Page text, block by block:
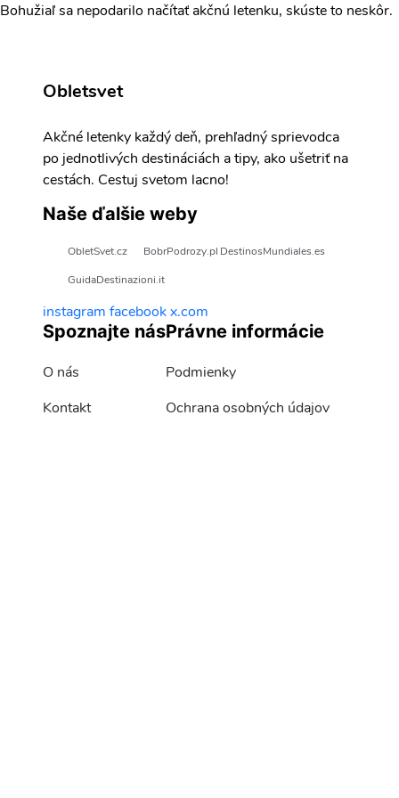
Bohužiaľ sa nepodarilo načítať akčnú letenku, skúste to neskôr.
Obletsvet
Akčné letenky každý deň, prehľadný sprievodca
po jednotlivých destináciách a tipy, ako ušetriť na
cestách. Cestuj svetom lacno!
Naše ďalšie weby
ObletSvet.cz BobrPodrozy.pl DestinosMundiales.es
GuidaDestinazioni.it
instagram facebookx.com
Spoznajte nás
O nás
Kontakt
Právne informácie
Podmienky
Ochrana osobných údajov